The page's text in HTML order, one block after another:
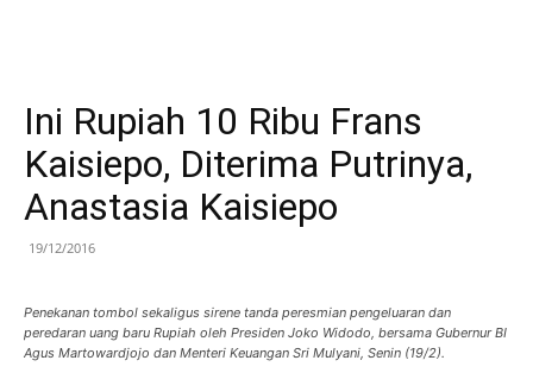
Ini Rupiah 10 Ribu Frans
Kaisiepo, Diterima Putrinya,
Anastasia Kaisiepo
19/12/2016
Penekanan tombol sekaligus sirene tanda peresmian pengeluaran dan
peredaran uang baru Rupiah oleh Presiden Joko Widodo, bersama Gubernur BI
Agus Martowardjojo dan Menteri Keuangan Sri Mulyani, Senin (19/2).